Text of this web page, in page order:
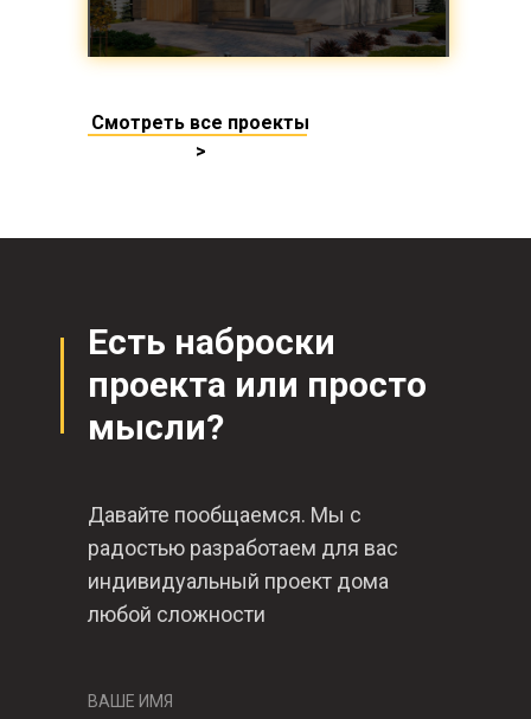
Смотреть все проекты
>
ВАШЕ ИМЯ
Есть наброски
проекта или просто
мысли?
Давайте пообщаемся. Мы с
радостью разработаем для вас
индивидуальный проект дома
любой сложности